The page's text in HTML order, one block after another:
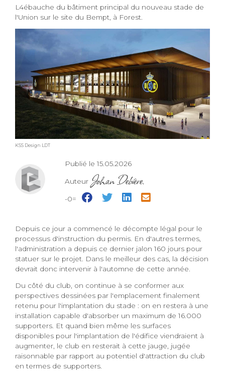
L4ébauche du bâtiment principal du nouveau stade de
l'Union sur le site du Bempt, à Forest.
KSS Design LDT
Publié le 15.05.2026
Auteur Johan Debière,
-0=
Depuis ce jour a commencé le décompte légal pour le
processus d'instruction du permis. En d'autres termes,
l'administration a depuis ce dernier jalon 160 jours pour
statuer sur le projet. Dans le meilleur des cas, la décision
devrait donc intervenir à l'automne de cette année.
Du côté du club, on continue à se conformer aux
perspectives dessinées par l'emplacement finalement
retenu pour l'implantation du stade : on en restera à une
installation capable d'absorber un maximum de 16.000
supporters. Et quand bien même les surfaces
disponibles pour l'implantation de l'édifice viendraient à
augmenter, le club en resterait à cette jauge, jugée
raisonnable par rapport au potentiel d'attraction du club
en termes de supporters.